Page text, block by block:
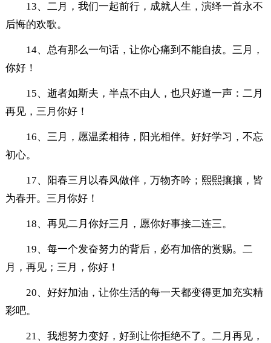
13、二月，我们一起前行，成就人生，演绎一首永不
后悔的欢歌。
14、总有那么一句话，让你心痛到不能自拔。三月，
你好！
15、逝者如斯夫，半点不由人，也只好道一声：二月
再见，三月你好！
16、三月，愿温柔相待，阳光相伴。好好学习，不忘
初心。
17、阳春三月以春风做伴，万物齐吟；熙熙攘攘，皆
为春开。三月你好！
18、再见二月你好三月，愿你好事接二连三。
19、每一个发奋努力的背后，必有加倍的赏赐。二
月，再见；三月，你好！
20、好好加油，让你生活的每一天都变得更加充实精
彩吧。
21、我想努力变好，好到让你拒绝不了。二月再见，